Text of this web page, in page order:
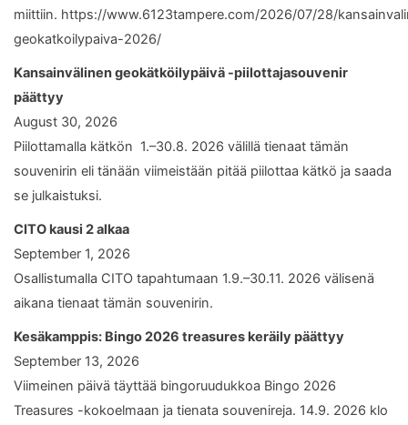
miittiin. https://www.6123tampere.com/2026/07/28/
geokatkoilypaiva-2026/
Kansainvälinen geokätköilypäivä -piilottajasouvenir
päättyy
August 30, 2026
Piilottamalla kätkön 1.–30.8. 2026 välillä tienaat tämän
souvenirin eli tänään viimeistään pitää piilottaa kätkö ja saada
se julkaistuksi.
CITO kausi 2 alkaa
September 1, 2026
Osallistumalla CITO tapahtumaan 1.9.–30.11. 2026 välisenä
aikana tienaat tämän souvenirin.
Kesäkamppis: Bingo 2026 treasures keräily päättyy
September 13, 2026
Viimeinen päivä täyttää bingoruudukkoa Bingo 2026
Treasures -kokoelmaan ja tienata souvenireja. 14.9. 2026 klo